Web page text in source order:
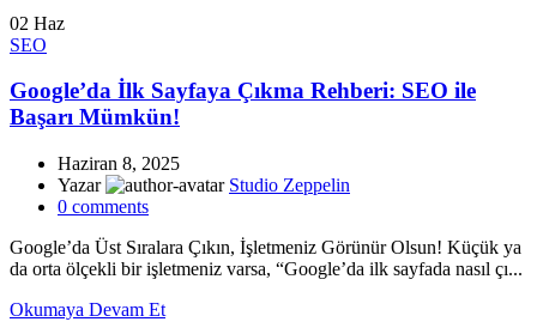
02 Haz
SEO
Google’da İlk Sayfaya Çıkma Rehberi: SEO ile
Başarı Mümkün!
Haziran 8, 2025
Yazar
Studio Zeppelin
0 comments
Google’da Üst Sıralara Çıkın, İşletmeniz Görünür Olsun! Küçük ya
da orta ölçekli bir işletmeniz varsa, “Google’da ilk sayfada nasıl çı...
Okumaya Devam Et